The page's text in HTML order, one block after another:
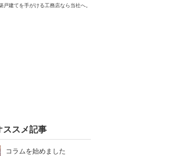
建てを手がける工務店なら当社へ。
ススメ記事
コラムを始めました